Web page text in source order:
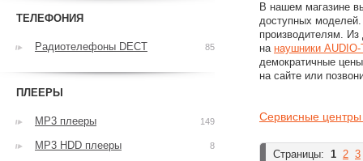
В нашем магазине
доступных
производителям.
на наушники
демократичные
на сайте или
Сервисные
Страницы: 1 2 3
ТЕЛЕФОНИЯ
Радиотелефоны DECT 85
ПЛЕЕРЫ
MP3 плееры 149
MP3 HDD плееры 8